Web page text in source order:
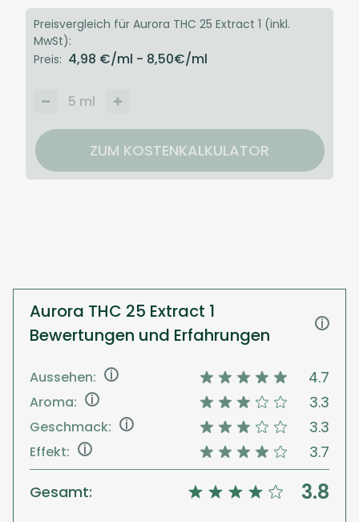
Preisvergleich für Aurora THC 25 Extract 1 (inkl.
MwSt):
Preis: 4,98 €/ml - 8,50€/ml
5 ml
ZUM KOSTENKALKULATOR
Aurora THC 25 Extract 1
Bewertungen und Erfahrungen
i
Aussehen: i 4.7
Aroma: i 3.3
Geschmack: i 3.3
Effekt: i
3.7
Gesamt:
3.8